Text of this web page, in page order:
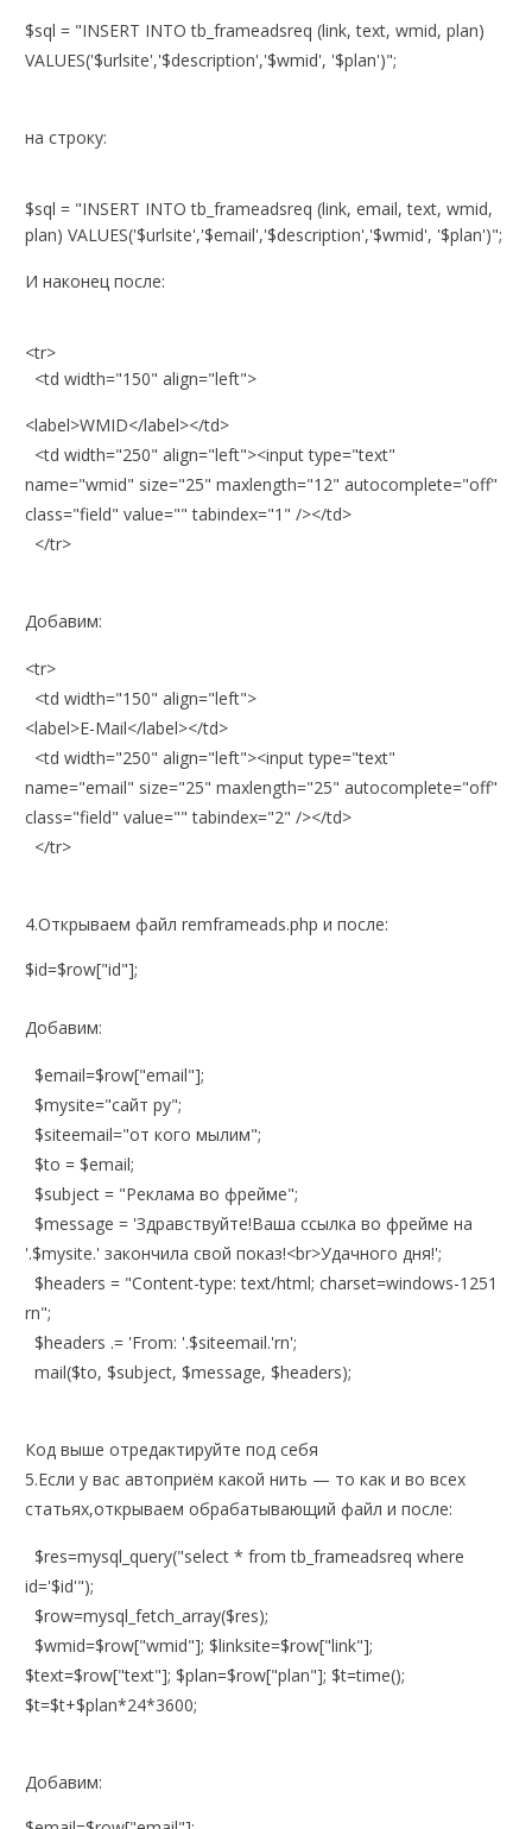
$sql = "INSERT INTO tb_frameadsreq (link, text, wmid, plan)
VALUES('$urlsite','$description','$wmid', '$plan')";
на строку:
$sql = "INSERT INTO tb_frameadsreq (link, email, text, wmid,
plan) VALUES('$urlsite','$email','$description','$wmid', '$plan')";
И наконец после:
<tr>
<td width="150" align="left">
<label>WMID</label></td>
<td width="250" align="left"><input type="text"
name="wmid" size="25" maxlength="12" autocomplete="off"
class="field" value="" tabindex="1" /></td>
</tr>
Добавим:
<tr>
<td width="150" align="left">
<label>E-Mail</label></td>
<td width="250" align="left"><input type="text"
name="email" size="25" maxlength="25" autocomplete="off"
class="field" value="" tabindex="2" /></td>
</tr>
4.Открываем файл remframeads.php и после:
$id=$row["id"];
Добавим:
$email=$row["email"];
$mysite="сайт ру";
$siteemail="от кого мылим";
$to = $email;
$subject = "Реклама во фрейме";
$message = 'Здравствуйте!Ваша ссылка во фрейме на
'.$mysite.' закончила свой показ!<br>Удачного дня!';
$headers = "Content-type: text/html; charset=windows-1251
rn";
$headers .= 'From: '.$siteemail.'rn';
mail($to, $subject, $message, $headers);
Код выше отредактируйте под себя
5.Если у вас автоприём какой нить — то как и во всех
статьях,открываем обрабатывающий файл и после:
$res=mysql_query("select * from tb_frameadsreq where
id='$id'");
$row=mysql_fetch_array($res);
$wmid=$row["wmid"]; $linksite=$row["link"];
$text=$row["text"]; $plan=$row["plan"]; $t=time();
$t=$t+$plan*24*3600;
Добавим: